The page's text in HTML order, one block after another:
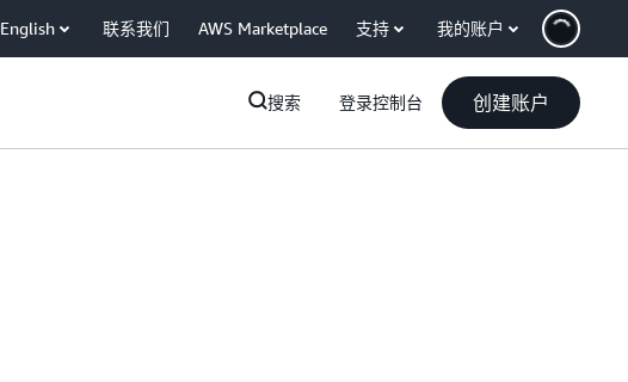
English 联系我们 AWS Marketplace 支持 我的账户
搜索 登录控制台 创建账户